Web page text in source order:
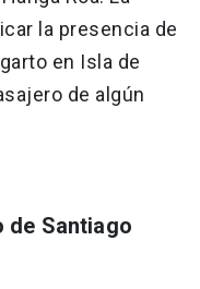
la presencia de
en Isla de
de algún
de Santiago